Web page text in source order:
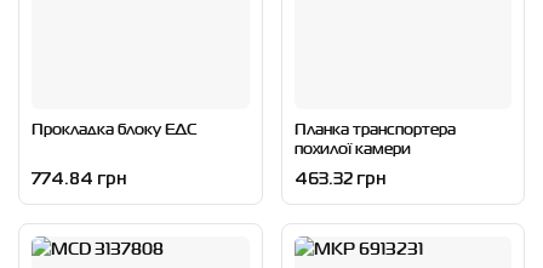
Прокладка блоку ЕДС
774.84 грн
Планка транспортера
похилої камери
463.32 грн